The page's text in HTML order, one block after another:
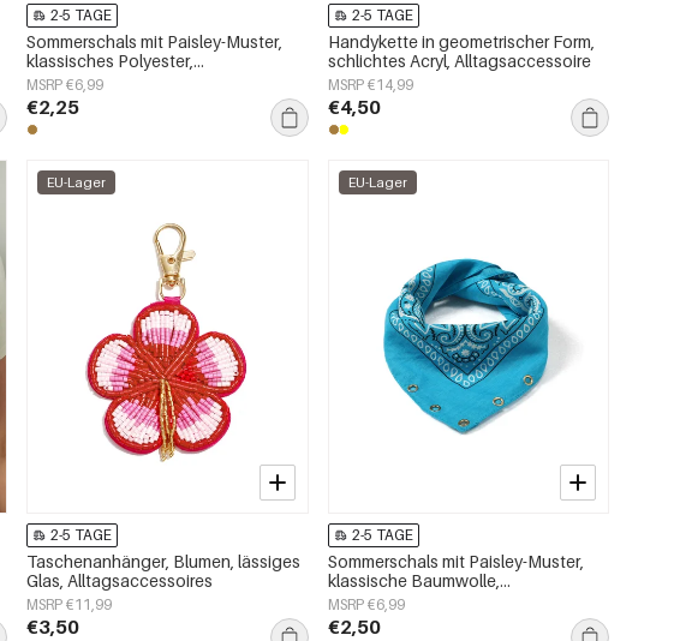
2-5 TAGE
Sommerschals mit Paisley-Muster,
klassisches Polyester,
Alltagsaccessoires
MSRP €6,99
€2,25
2-5 TAGE
Handykette in geometrischer Form,
schlichtes Acryl, Alltagsaccessoire
MSRP €14,99
€4,50
EU-Lager
2-5 TAGE
Taschenanhänger, Blumen, lässiges
Glas, Alltagsaccessoires
MSRP €11,99
€3,50
EU-Lager
2-5 TAGE
Sommerschals mit Paisley-Muster,
klassische Baumwolle,
Alltagsaccessoires
MSRP €6,99
€2,50